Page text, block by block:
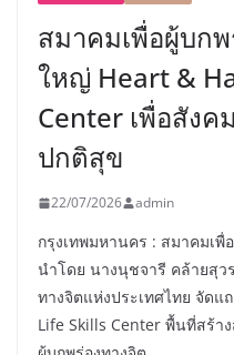
สมาคมเพื่อผู้บก
ใหญ่ Heart &
Center เพื่อสังค
ปกติสุข
22/07/2026 admin
กรุงเทพมหานคร : สมาคมเพื่
นำโดย นางนุชจารี คล้ายสุว
ทางจิตแห่งประเทศไทย จัดแ
Life Skills Center พื้นที่สร้า